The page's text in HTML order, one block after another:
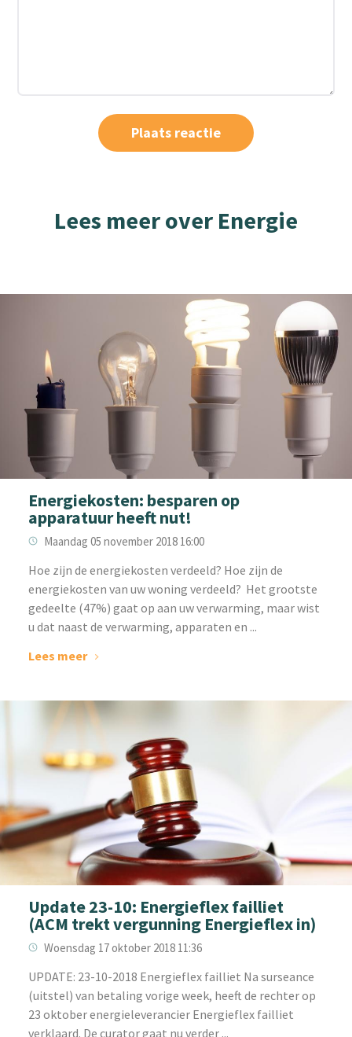
Lees meer over Energie
Energiekosten: besparen op
apparatuur heeft nut!
Maandag 05 november 2018 16:00
Hoe zijn de energiekosten verdeeld? Hoe zijn de
energiekosten van uw woning verdeeld? Het grootste
gedeelte (47%) gaat op aan uw verwarming, maar wist
u dat naast de verwarming, apparaten en ...
Lees meer
Update 23-10: Energieflex failliet
(ACM trekt vergunning Energieflex in)
Woensdag 17 oktober 2018 11:36
UPDATE: 23-10-2018 Energieflex failliet Na surseance
(uitstel) van betaling vorige week, heeft de rechter op
23 oktober energieleverancier Energieflex failliet
verklaard. De curator gaat nu verder ...